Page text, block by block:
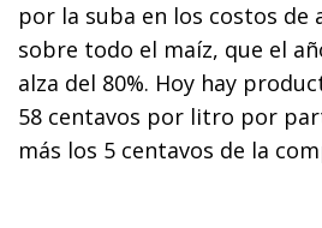
por la suba en los costos de
sobre todo el maíz, que el
alza del 80%. Hoy hay
58 centavos por litro por
más los 5 centavos de la